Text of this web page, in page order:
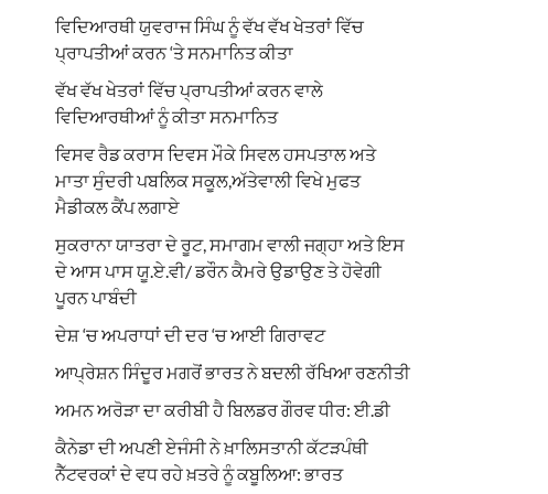
ਵਿਦਿਆਰਥੀ ਯੁਵਰਾਜ ਸਿੰਘ ਨੂੰ ਵੱਖ ਵੱਖ ਖੇਤਰਾਂ ਵਿੱਚ
ਪ੍ਰਾਪਤੀਆਂ ਕਰਨ ‘ਤੇ ਸਨਮਾਨਿਤ ਕੀਤਾ
ਵੱਖ ਵੱਖ ਖੇਤਰਾਂ ਵਿੱਚ ਪ੍ਰਾਪਤੀਆਂ ਕਰਨ ਵਾਲੇ
ਵਿਦਿਆਰਥੀਆਂ ਨੂੰ ਕੀਤਾ ਸਨਮਾਨਿਤ
ਵਿਸਵ ਰੈਡ ਕਰਾਸ ਦਿਵਸ ਮੌਕੇ ਸਿਵਲ ਹਸਪਤਾਲ ਅਤੇ
ਮਾਤਾ ਸੁੰਦਰੀ ਪਬਲਿਕ ਸਕੂਲ,ਅੱਤੇਵਾਲੀ ਵਿਖੇ ਮੁਫਤ
ਮੈਡੀਕਲ ਕੈਂਪ ਲਗਾਏ
ਸੁਕਰਾਨਾ ਯਾਤਰਾ ਦੇ ਰੂਟ, ਸਮਾਗਮ ਵਾਲੀ ਜਗ੍ਹਾ ਅਤੇ ਇਸ
ਦੇ ਆਸ ਪਾਸ ਯੂ.ਏ.ਵੀ/ ਡਰੌਨ ਕੈਮਰੇ ਉਡਾਉਣ ਤੇ ਹੋਵੇਗੀ
ਪੂਰਨ ਪਾਬੰਦੀ
ਦੇਸ਼ ‘ਚ ਅਪਰਾਧਾਂ ਦੀ ਦਰ ‘ਚ ਆਈ ਗਿਰਾਵਟ
ਆਪ੍ਰੇਸ਼ਨ ਸਿੰਦੂਰ ਮਗਰੋਂ ਭਾਰਤ ਨੇ ਬਦਲੀ ਰੱਖਿਆ ਰਣਨੀਤੀ
ਅਮਨ ਅਰੋੜਾ ਦਾ ਕਰੀਬੀ ਹੈ ਬਿਲਡਰ ਗੌਰਵ ਧੀਰ: ਈ.ਡੀ
ਕੈਨੇਡਾ ਦੀ ਅਪਣੀ ਏਜੰਸੀ ਨੇ ਖ਼ਾਲਿਸਤਾਨੀ ਕੱਟੜਪੰਥੀ
ਨੈੱਟਵਰਕਾਂ ਦੇ ਵਧ ਰਹੇ ਖ਼ਤਰੇ ਨੂੰ ਕਬੂਲਿਆ: ਭਾਰਤ